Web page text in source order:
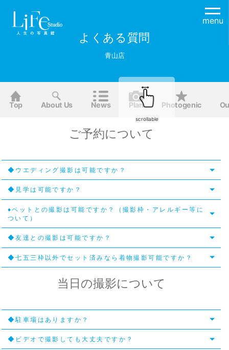
menu
よくある質問
青山店
Top About Us News Plan Photogenic
scrollable
ご予約について
◆ウエディング撮影は可能ですか？
◆見学は可能ですか？
♦ペットとの撮影は可能ですか？（撮影枠・アレルギー等に
ついて）
◆友達との撮影は可能ですか？
◆七五三枠以外でセット済みなら着物撮影可能ですか？
当日の撮影について
◆駐車場はありますか？
◆ビデオで撮影しても大丈夫ですか？